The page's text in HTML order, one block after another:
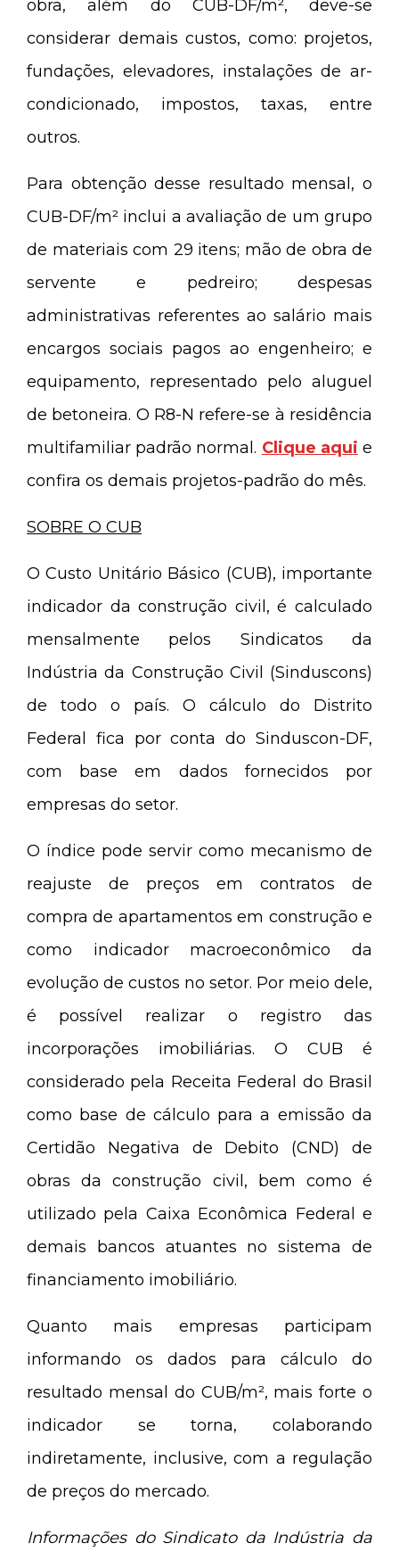
obra, além do CUB-DF/m², deve-se
considerar demais custos, como: projetos,
fundações, elevadores, instalações de ar-
condicionado, impostos, taxas, entre
outros.
Para obtenção desse resultado mensal, o
CUB-DF/m² inclui a avaliação de um grupo
de materiais com 29 itens; mão de obra de
servente e pedreiro; despesas
administrativas referentes ao salário mais
encargos sociais pagos ao engenheiro; e
equipamento, representado pelo aluguel
de betoneira. O R8-N refere-se à residência
multifamiliar padrão normal. Clique aqui e
confira os demais projetos-padrão do mês.
SOBRE O CUB
O Custo Unitário Básico (CUB), importante
indicador da construção civil, é calculado
mensalmente pelos Sindicatos da
Indústria da Construção Civil (Sinduscons)
de todo o país. O cálculo do Distrito
Federal fica por conta do Sinduscon-DF,
com base em dados fornecidos por
empresas do setor.
O índice pode servir como mecanismo de
reajuste de preços em contratos de
compra de apartamentos em construção e
como indicador macroeconômico da
evolução de custos no setor. Por meio dele,
é possível realizar o registro das
incorporações imobiliárias. O CUB é
considerado pela Receita Federal do Brasil
como base de cálculo para a emissão da
Certidão Negativa de Debito (CND) de
obras da construção civil, bem como é
utilizado pela Caixa Econômica Federal e
demais bancos atuantes no sistema de
financiamento imobiliário.
Quanto mais empresas participam
informando os dados para cálculo do
resultado mensal do CUB/m², mais forte o
indicador se torna, colaborando
indiretamente, inclusive, com a regulação
de preços do mercado.
Informações do Sindicato da Indústria da